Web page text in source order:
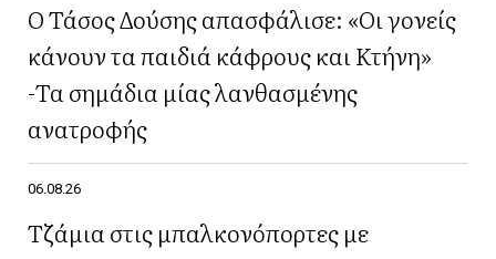
Ο Τάσος Δούσης απασφάλισε: «Οι γονείς
κάνουν τα παιδιά κάφρους και Κτήνη»
-Τα σημάδια μίας λανθασμένης
ανατροφής
06.08.26
Τζάμια στις μπαλκονόπορτες με